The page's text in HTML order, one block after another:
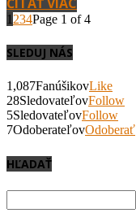
1 234Page 1 of 4
SLEDUJ NÁS
1,087FanúšikovLike
28SledovateľovFollow
5SledovateľovFollow
7OdoberateľovOdoberať
HĽADAŤ